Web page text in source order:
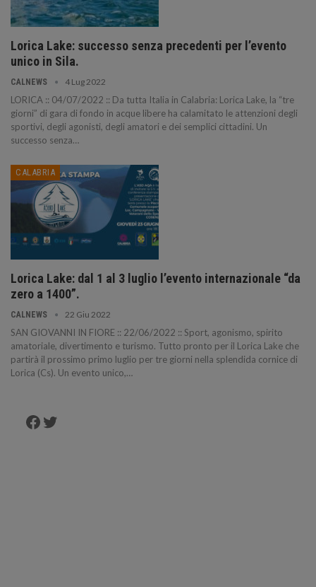
Lorica Lake: successo senza precedenti per l’evento
unico in Sila.
CALNEWS 4 Lug 2022
LORICA :: 04/07/2022 :: Da tutta Italia in Calabria: Lorica Lake, la “tre
giorni” di gara di fondo in acque libere ha calamitato le attenzioni degli
sportivi, degli agonisti, degli amatori e dei semplici cittadini. Un
successo senza…
CALABRIA
Lorica Lake: dal 1 al 3 luglio l’evento internazionale “da
zero a 1400”.
CALNEWS 22 Giu 2022
SAN GIOVANNI IN FIORE :: 22/06/2022 :: Sport, agonismo, spirito
amatoriale, divertimento e turismo. Tutto pronto per il Lorica Lake che
partirà il prossimo primo luglio per tre giorni nella splendida cornice di
Lorica (Cs). Un evento unico,…
Facebook
Twitter